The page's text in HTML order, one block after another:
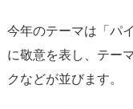
今年のテーマは「パ
に敬意を表し、 テー
クなどが並びます。